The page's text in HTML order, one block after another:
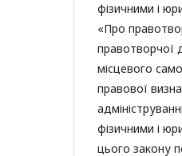
фізичними і
«Про
правотворчої
місцевого
правової
фізичними і
цього закону